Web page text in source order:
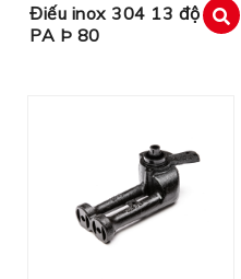
Điếu inox 304 13 độ
PA Þ 80